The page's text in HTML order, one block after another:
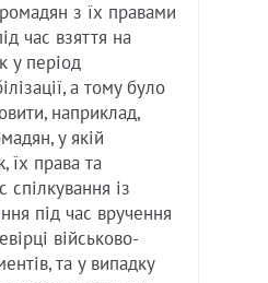
з їх правами
час взяття на
у період
а тому було
наприклад,
у якій
їх права та
спілкування із
під час вручення
військово-
та у випадку